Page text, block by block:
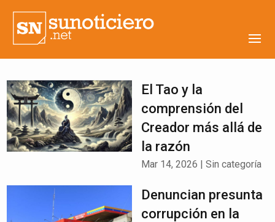
El Tao y la
comprensión del
Creador más allá de
la razón
Mar 14, 2026 |Sin categoría
Denuncian presunta
corrupción en la